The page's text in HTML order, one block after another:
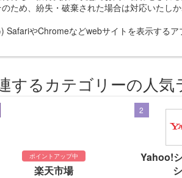
のため、紛失・破棄された場合は対応いたし
SafariやChromeなどwebサイトを表示するア
するカテゴリーの人気
ポイントアップ中
楽天市場
2
Yahoo!